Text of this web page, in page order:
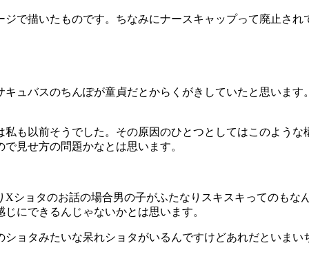
で描いたものです。ちなみにナースキャップって廃止さ
ュバスのちんぽが童貞だとからくがきしていたと思いま
も以前そうでした。その原因のひとつとしてはこのよう
見せ方の問題かなとは思います。
ショタのお話の場合男の子がふたなりスキスキってのも
にできるんじゃないかとは思います。
ョタみたいな呆れショタがいるんですけどあれだといま